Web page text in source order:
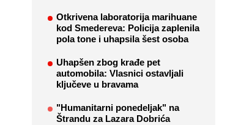
Otkrivena laboratorija marihuane
kod Smedereva: Policija zaplenila
pola tone i uhapsila šest osoba
Uhapšen zbog krađe pet
automobila: Vlasnici ostavljali
ključeve u bravama
"Humanitarni ponedeljak" na
Štrandu za Lazara Dobrića